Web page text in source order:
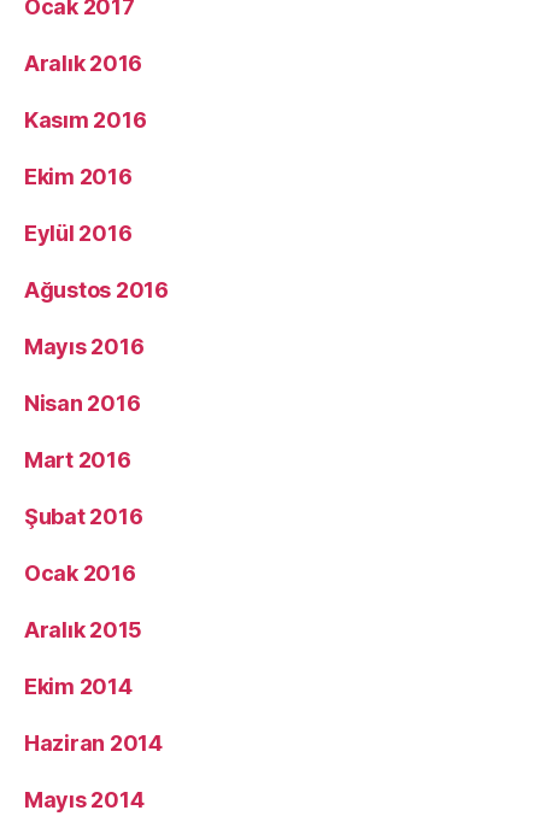
Ocak 2017
Aralık 2016
Kasım 2016
Ekim 2016
Eylül 2016
Ağustos 2016
Mayıs 2016
Nisan 2016
Mart 2016
Şubat 2016
Ocak 2016
Aralık 2015
Ekim 2014
Haziran 2014
Mayıs 2014